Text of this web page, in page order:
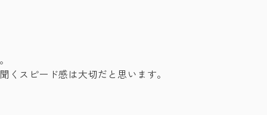
スピード感は大切だと思います。